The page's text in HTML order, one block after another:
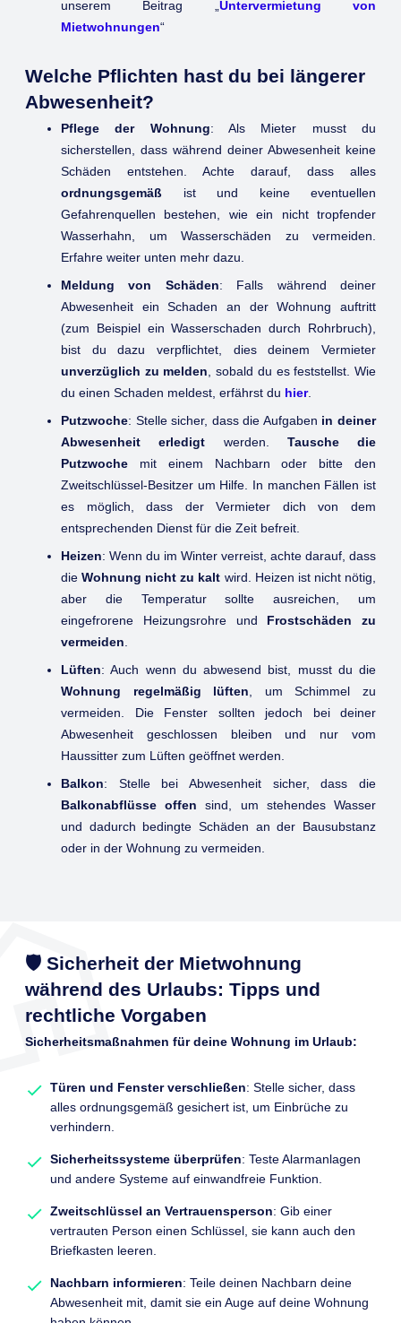
unserem Beitrag „ Untervermietung von
Mietwohnungen“
Welche Pflichten hast du bei längerer
Abwesenheit?
Pflege der Wohnung: Als Mieter musst du
sicherstellen, dass während deiner Abwesenheit keine
Schäden entstehen. Achte darauf, dass alles
ordnungsgemäß ist und keine eventuellen
Gefahrenquellen bestehen, wie ein nicht tropfender
Wasserhahn, um Wasserschäden zu vermeiden.
Erfahre weiter unten mehr dazu.
Meldung von Schäden: Falls während deiner
Abwesenheit ein Schaden an der Wohnung auftritt
(zum Beispiel ein Wasserschaden durch Rohrbruch),
bist du dazu verpflichtet, dies deinem Vermieter
unverzüglich zu melden , sobald du es feststellst. Wie
du einen Schaden meldest, erfährst du hier.
Putzwoche: Stelle sicher, dass die Aufgaben in deiner
Abwesenheit erledigt werden. Tausche die
Putzwoche mit einem Nachbarn oder bitte den
Zweitschlüssel-Besitzer um Hilfe. In manchen Fällen ist
es möglich, dass der Vermieter dich von dem
entsprechenden Dienst für die Zeit befreit.
Heizen: Wenn du im Winter verreist, achte darauf, dass
dieWohnung nicht zu kalt wird. Heizen ist nicht nötig,
aber die Temperatur sollte ausreichen, um
eingefrorene Heizungsrohre und Frostschäden zu
vermeiden
Lüften: Auch wenn du abwesend bist, musst du die
Wohnung regelmäßig lüften , um Schimmel zu
vermeiden. Die Fenster sollten jedoch bei deiner
Abwesenheit geschlossen bleiben und nur vom
Haussitter zum Lüften geöffnet werden.
Balkon: Stelle bei Abwesenheit sicher, dass die
Balkonabflüsse offen sind, um stehendes Wasser
und dadurch bedingte Schäden an der Bausubstanz
oder in der Wohnung zu vermeiden.
🛡️ Sicherheit der Mietwohnung
während des Urlaubs: Tipps und
rechtliche Vorgaben
Sicherheitsmaßnahmen für deine Wohnung im Urlaub:
Türen und Fenster verschließen: Stelle sicher, dass
alles ordnungsgemäß gesichert ist, um Einbrüche zu
verhindern.
Sicherheitssysteme überprüfen: Teste Alarmanlagen
und andere Systeme auf einwandfreie Funktion.
Zweitschlüssel an Vertrauensperson: Gib einer
vertrauten Person einen Schlüssel, sie kann auch den
Briefkasten leeren.
Nachbarn informieren: Teile deinen Nachbarn deine
Abwesenheit mit, damit sie ein Auge auf deine Wohnung